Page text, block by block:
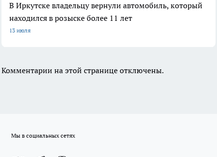
В Иркутске владельцу вернули автомобиль, который
находился в розыске более 11 лет
13 июля
Комментарии на этой странице отключены.
Мы в социальных сетях